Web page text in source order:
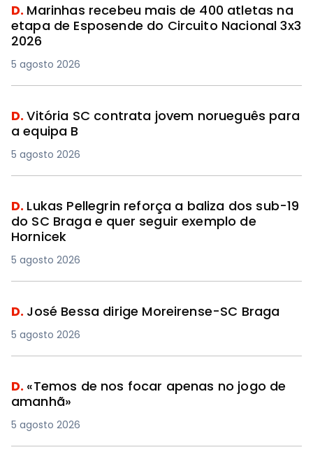
D. Marinhas recebeu mais de 400 atletas na
etapa de Esposende do Circuito Nacional 3x3
2026
5 agosto 2026
D.Vitória SC contrata jovem norueguês para
a equipa B
5 agosto 2026
D. Lukas Pellegrin reforça a baliza dos sub-19
do SC Braga e quer seguir exemplo de
Hornicek
5 agosto 2026
D. José Bessa dirige Moreirense-SC Braga
5 agosto 2026
D. «Temos de nos focar apenas no jogo de
amanhã»
5 agosto 2026